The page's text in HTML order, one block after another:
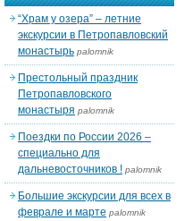
“Храм у озера” – летние
экскурсии в Петропавловский
монастырь palomnik
Престольный праздник
Петропавловского
монастыря palomnik
Поездки по России 2026 –
специально для
дальневосточников ! palomnik
Большие экскурсии для всех в
феврале и марте palomnik